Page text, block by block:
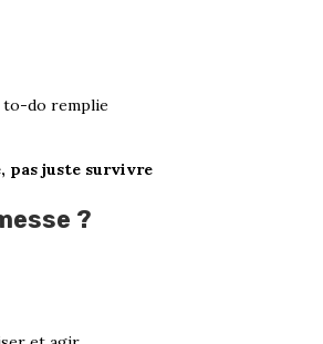
to-do remplie
pas juste survivre
?